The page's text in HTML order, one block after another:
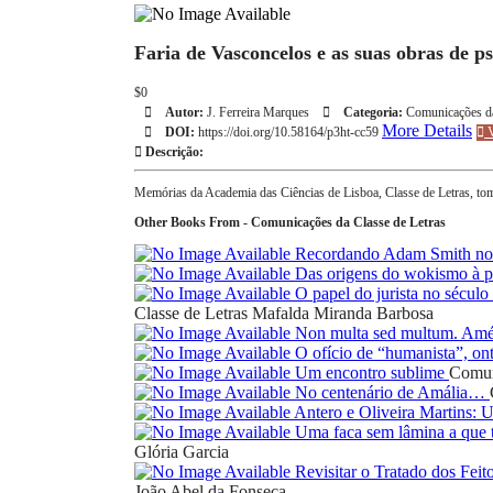
Faria de Vasconcelos e as suas obras de
$0
Autor: J. Ferreira Marques Categoria: Comunicações
DOI: https://doi.org/10.58164/p3ht-cc59 More Details
Descrição:
Memórias da Academia das Ciências de Lisboa, Classe de Letras,
Other Books From - Comunicações da Classe de Letras
Recordando Adam Smith
Das origens do wokismo à
O papel do jurista no
Classe de Letras Mafalda Miranda Barbosa
Non multa sed multum.
O ofício de “humanista”,
Um encontro sublime
No centenário de Amália…
Antero e Oliveira Martins:
Uma faca sem lâmina a
Glória Garcia
Revisitar o Tratado dos